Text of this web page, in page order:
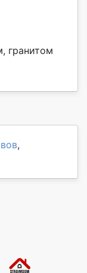
гранитом
,